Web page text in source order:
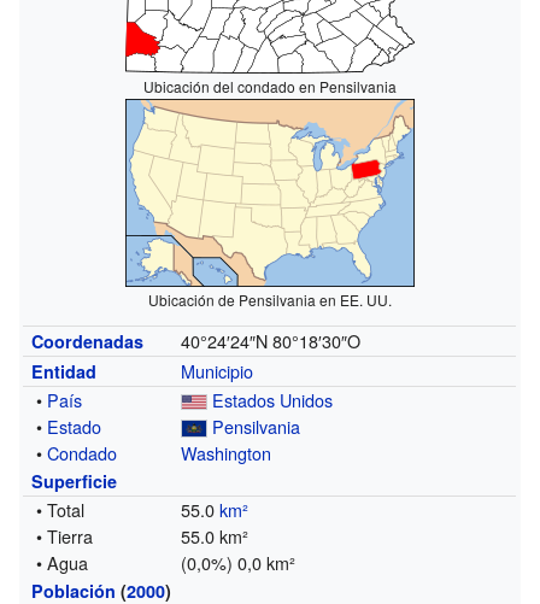
Ubicación del condado en Pensilvania
Ubicación de Pensilvania en EE. UU.
Coordenadas 40°24′24″N 80°18′30″O
Entidad
Municipio
• País
Estados Unidos
• Estado
Pensilvania
•Condado Washington
Superficie
• Total 55.0km²
• Tierra
55.0 km²
• Agua
(0,0%) 0,0 km²
Población (2000)